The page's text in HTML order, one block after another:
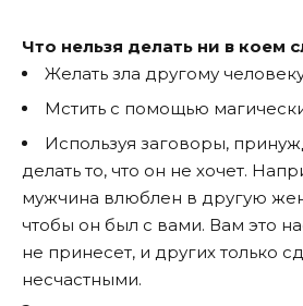
Что нельзя делать ни в коем
Желать зла другому
Мстить с помощью
Используя заговоры,
делать то, что он не хочет.
мужчина влюблен в другую
чтобы он был с вами. Вам это
не принесет, и других только
несчастными.